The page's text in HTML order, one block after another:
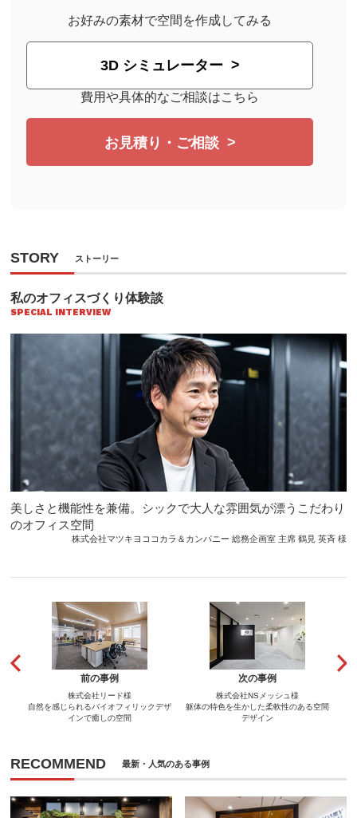
お好みの素材で空間を作成してみる
3D シミュレーター
費用や具体的なご相談はこちら
お見積り・ご相談
STORY ストーリー
私のオフィスづくり体験談
SPECIAL INTERVIEW
美しさと機能性を兼備。シックで大人な雰囲気が漂うこだわり
のオフィス空間
株式会社マツキヨココカラ＆カンパニー 総務企画室 主席 鶴見 英斉 様
前の事例
株式会社リード様
自然を感じられるバイオフィリックデザ
インで癒しの空間
次の事例
株式会社NSメッシュ様
躯体の特色を生かした柔軟性のある空間
デザイン
RECOMMEND 最新・人気のある事例